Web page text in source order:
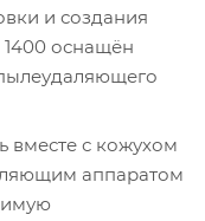
и создания
1400 оснащён
вместе с кожухом
аппаратом